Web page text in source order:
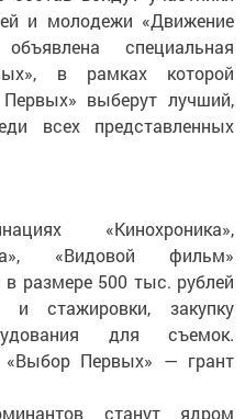
и молодежи «Движение
специальная
в рамках которой
выберут лучший,
всех представленных
«Кинохроника»,
«Видовой фильм»
размере 500 тыс. рублей
и стажировки, закупку
для съемок.
Первых» — грант
станут ядром